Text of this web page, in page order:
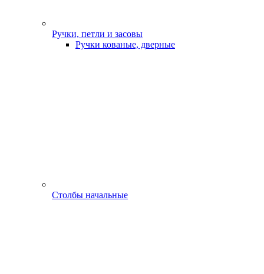
Ручки, петли и засовы
Ручки кованые, дверные
Столбы начальные